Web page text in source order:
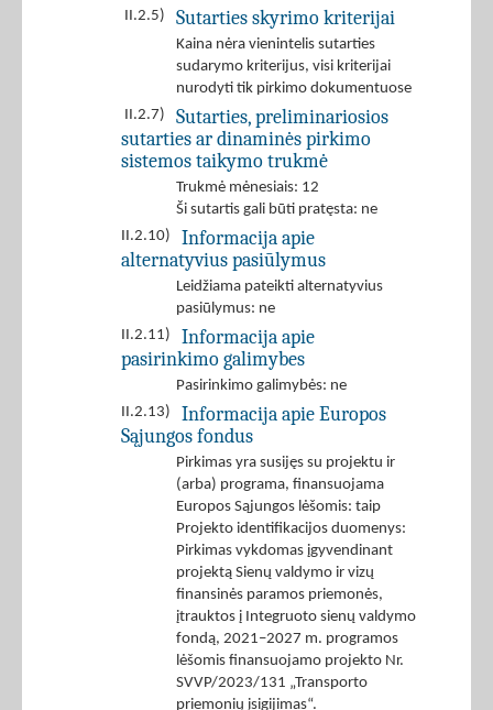
II.2.5) Sutarties skyrimo kriterijai
Kaina nėra vienintelis sutarties
sudarymo kriterijus, visi kriterijai
nurodyti tik pirkimo dokumentuose
II.2.7)
Sutarties, preliminariosios
sutarties ar dinaminės pirkimo
sistemos taikymo trukmė
Trukmė mėnesiais: 12
Ši sutartis gali būti pratęsta: ne
II.2.10)
Informacija apie
alternatyvius pasiūlymus
Leidžiama pateikti alternatyvius
pasiūlymus: ne
II.2.11)
Informacija apie
pasirinkimo galimybes
Pasirinkimo galimybės: ne
II.2.13)
Informacija apie Europos
Sąjungos fondus
Pirkimas yra susijęs su projektu ir
(arba) programa, finansuojama
Europos Sąjungos lėšomis: taip
Projekto identifikacijos duomenys:
Pirkimas vykdomas įgyvendinant
projektą Sienų valdymo ir vizų
finansinės paramos priemonės,
įtrauktos į Integruoto sienų valdymo
fondą, 2021–2027 m. programos
lėšomis finansuojamo projekto Nr.
SVVP/2023/131 „Transporto
priemonių įsigijimas“.